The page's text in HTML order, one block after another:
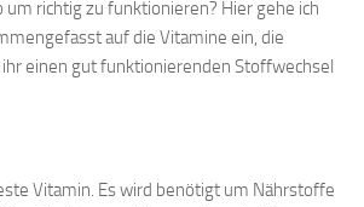
richtig zu funktionieren? Hier gehe ich
auf die Vitamine ein, die
einen gut funktionierenden Stoffwechsel
Vitamin. Es wird benötigt um Nährstoffe